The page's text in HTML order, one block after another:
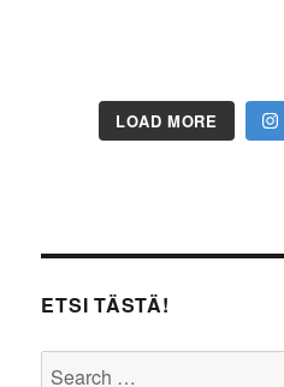
LOAD MORE
ETSI TÄSTÄ!
Search